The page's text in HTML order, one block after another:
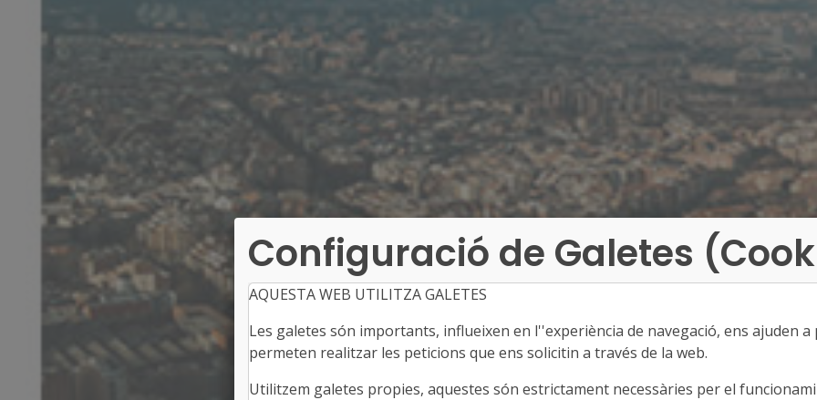
Configuració de Galetes
AQUESTA WEB UTILITZA GALETES
Les galetes són importants, influeixen en l''experiència de navegació, ens ajuden
permeten realitzar les peticions que ens solicitin a través de la web.
Utilitzem galetes propies, aquestes són estrictament necessàries per el